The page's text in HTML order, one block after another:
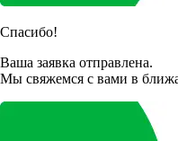
Спасибо!
Ваша заявка отправлена.
Мы свяжемся с вами в